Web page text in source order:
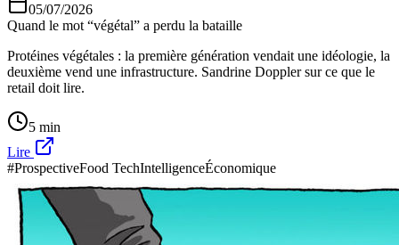
05/07/2026
Quand le mot “végétal” a perdu la bataille
Protéines végétales : la première génération vendait une idéologie, la
deuxième vend une infrastructure. Sandrine Doppler sur ce que le
retail doit lire.
5 min
Lire
#ProspectiveFood TechIntelligenceÉconomique